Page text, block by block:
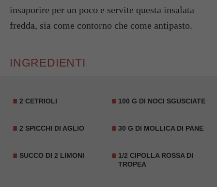
insaporire per un poco e servite questa insalata
fredda, sia come contorno che come antipasto.
INGREDIENTI
2 CETRIOLI 100 G DI NOCI SGUSCIATE
2 SPICCHI DI AGLIO 30 G DI MOLLICA DI PANE
SUCCO DI 2 LIMONI
1/2 CIPOLLA ROSSA DI
TROPEA